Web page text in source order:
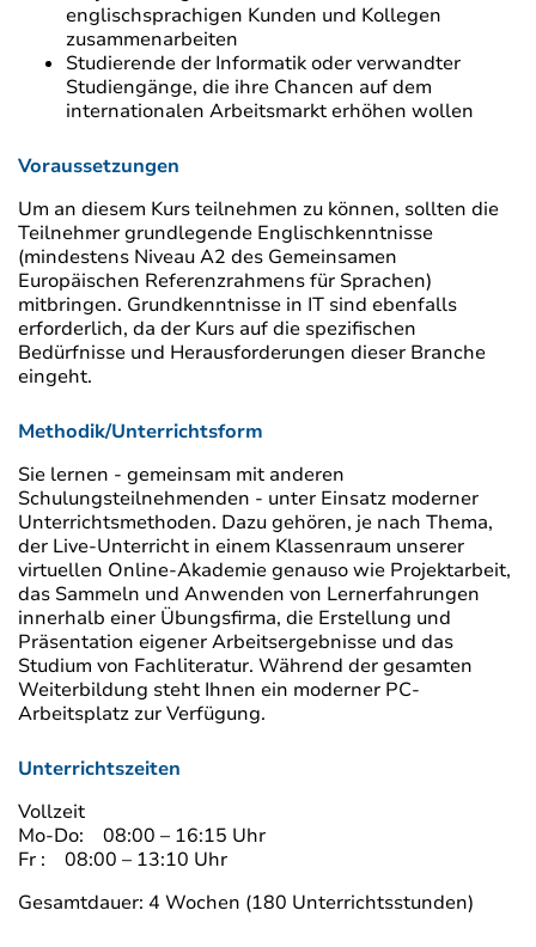
englischsprachigen Kunden und Kollegen
zusammenarbeiten
Studierende der Informatik oder verwandter
Studiengänge, die ihre Chancen auf dem
internationalen Arbeitsmarkt erhöhen wollen
Voraussetzungen
Um an diesem Kurs teilnehmen zu können, sollten die
Teilnehmer grundlegende Englischkenntnisse
(mindestens Niveau A2 des Gemeinsamen
Europäischen Referenzrahmens für Sprachen)
mitbringen. Grundkenntnisse in IT sind ebenfalls
erforderlich, da der Kurs auf die spezifischen
Bedürfnisse und Herausforderungen dieser Branche
eingeht.
Methodik/Unterrichtsform
Sie lernen - gemeinsam mit anderen
Schulungsteilnehmenden - unter Einsatz moderner
Unterrichtsmethoden. Dazu gehören, je nach Thema,
der Live-Unterricht in einem Klassenraum unserer
virtuellen Online-Akademie genauso wie Projektarbeit,
das Sammeln und Anwenden von Lernerfahrungen
innerhalb einer Übungsfirma, die Erstellung und
Präsentation eigener Arbeitsergebnisse und das
Studium von Fachliteratur. Während der gesamten
Weiterbildung steht Ihnen ein moderner PC-
Arbeitsplatz zur Verfügung.
Unterrichtszeiten
Vollzeit
Mo-Do: 08:00 – 16:15 Uhr
Fr : 08:00 – 13:10 Uhr
Gesamtdauer: 4 Wochen (180 Unterrichtsstunden)